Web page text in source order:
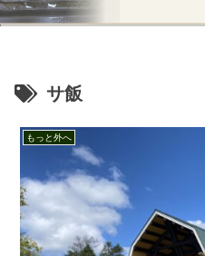
サ飯
もっと外へ